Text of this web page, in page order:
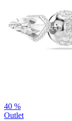
40 %
Outlet